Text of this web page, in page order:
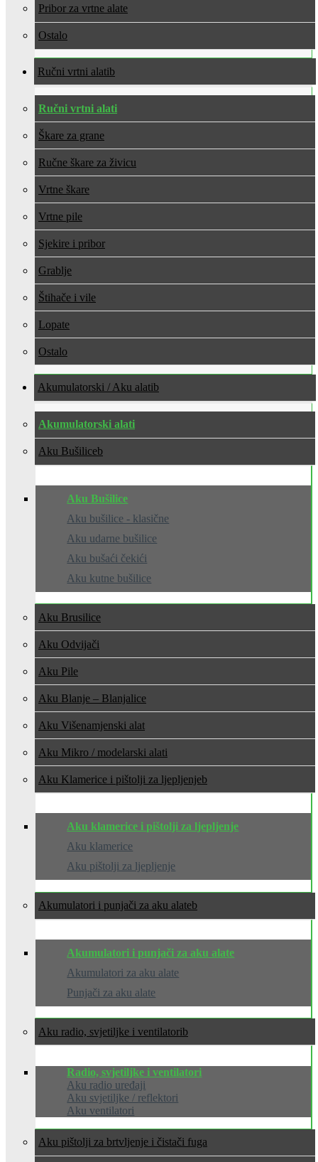
Pribor za vrtne alate
Ostalo
Ručni vrtni alati
Ručni vrtni alati
Škare za grane
Ručne škare za živicu
Vrtne škare
Vrtne pile
Sjekire i pribor
Grablje
Štihače i vile
Lopate
Ostalo
Akumulatorski / Aku alati
Akumulatorski alati
Aku Bušilice
Aku Bušilice
Aku bušilice - klasične
Aku udarne bušilice
Aku bušaći čekići
Aku kutne bušilice
Aku Brusilice
Aku Odvijači
Aku Pile
Aku Blanje – Blanjalice
Aku Višenamjenski alat
Aku Mikro / modelarski alati
Aku Klamerice i pištolji za ljepljenje
Aku klamerice i pištolji za ljepljenje
Aku klamerice
Aku pištolji za ljepljenje
Akumulatori i punjači za aku alate
Akumulatori i punjači za aku alate
Akumulatori za aku alate
Punjači za aku alate
Aku radio, svjetiljke i ventilatori
Radio, svjetiljke i ventilatori
Aku radio uređaji
Aku svjetiljke / reflektori
Aku ventilatori
Aku pištolji za brtvljenje i čistači fuga